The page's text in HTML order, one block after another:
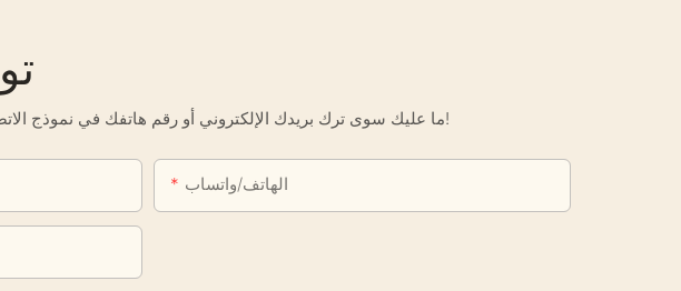
ما عليك سوى ترك بريدك الإلكتروني أو رقم هاتفك في نموذج الاتصال حتى نتمكن من إرسال عرض أسعار مجاني لك لمجموعة واسعة من التصاميم لدينا!
الهاتف/واتساب